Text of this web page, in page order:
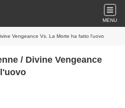
MENU
Vengeance Vs. La Morte ha fatto l'uovo
l'uovo